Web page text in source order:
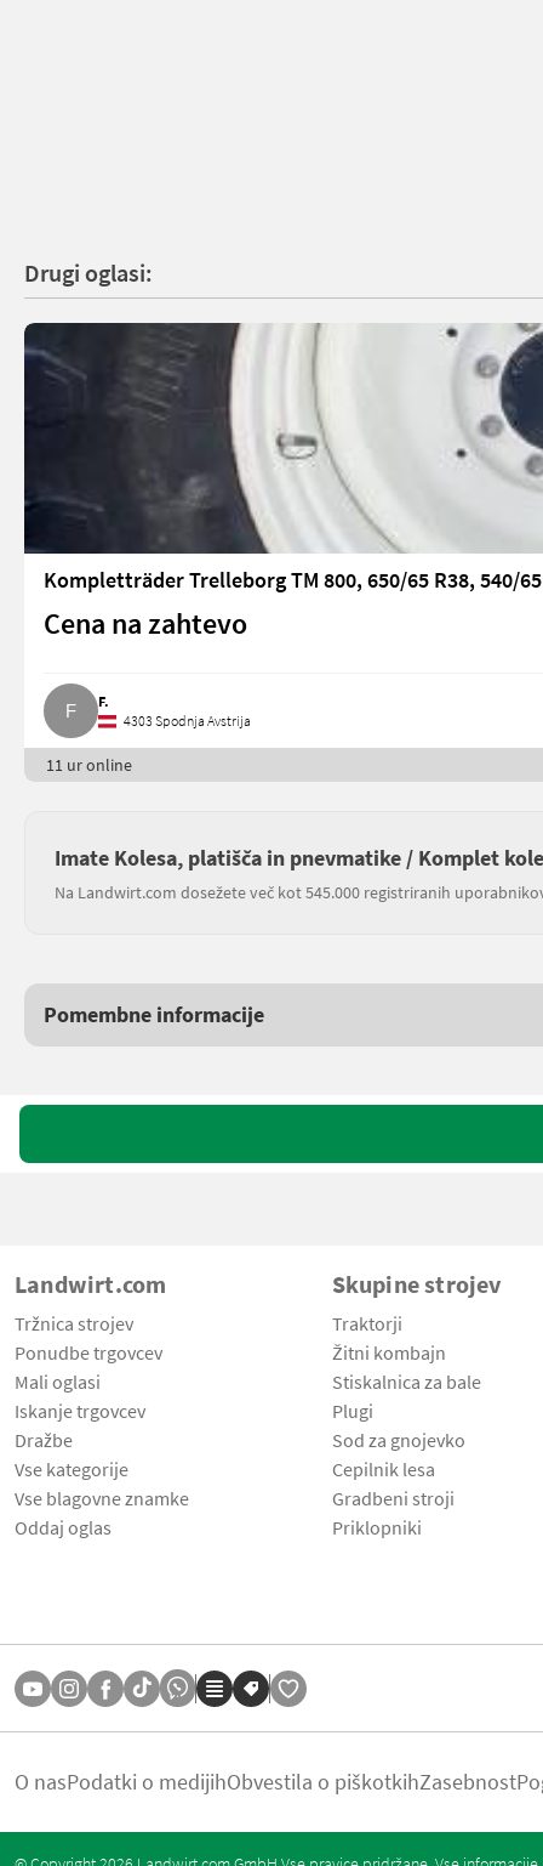
Drugi oglasi:
Kompletträder Trelleborg TM 800, 650/65 R38, 540/
Cena na zahtevo
F.
4303 Spodnja Avstrija
11 ur online
Imate Kolesa, platišča in pnevmatike / Komplet
Na Landwirt.com dosežete več kot 545.000 registriranih
Pomembne informacije
Landwirt.com
Tržnica strojev
Ponudbe trgovcev
Mali oglasi
Iskanje trgovcev
Dražbe
Vse kategorije
Vse blagovne znamke
Oddaj oglas
Skupine strojev
Traktorji
Žitni kombajn
Stiskalnica za bale
Plugi
Sod za gnojevko
Cepilnik lesa
Gradbeni stroji
Priklopniki
O nasPodatki o medijihObvestila o piškotkihZasebnost